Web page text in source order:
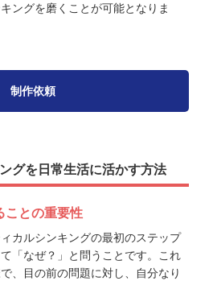
ングを磨くことが可能となりま
制作依頼
グを日常生活に活かす方法
ことの重要性
カルシンキングの最初のステップ
「なぜ？」と問うことです。これ
、目の前の問題に対し、自分なり